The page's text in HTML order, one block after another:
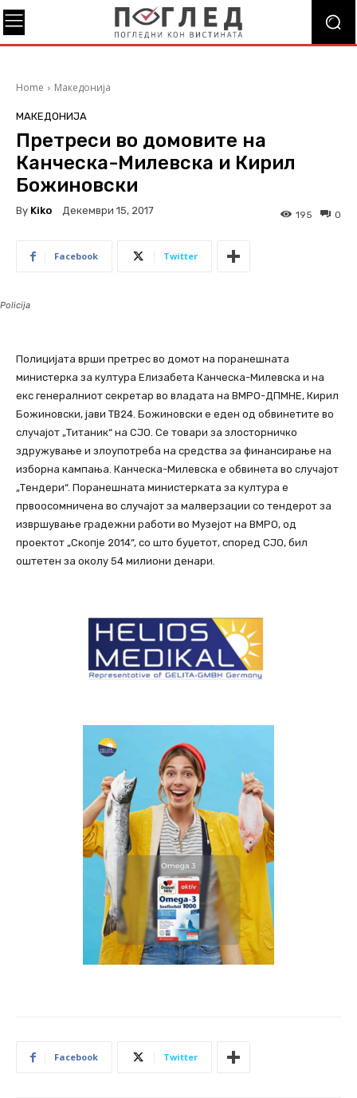
Home Македонија
МАКЕДОНИЈА
Претреси во домовите на
Канческа-Милевска и Кирил
Божиновски
By Kiko Декември 15, 2017 0
195
Facebook Twitter
Policija
Полицијата врши претрес во домот на поранешната
министерка за култура Елизабета Канческа-Милевска и на
екс генералниот секретар во владата на ВМРО-ДПМНЕ, Кирил
Божиновски, јави ТВ24. Божиновски е еден од обвинетите во
случајот „Титаник“ на СЈО. Се товари за злосторничко
здружување и злоупотреба на средства за финансирање на
изборна кампања. Канческа-Милевска е обвинета во случајот
„Тендери“. Поранешната министерката за култура е
првоосомничена во случајот за малверзации со тендерот за
извршување градежни работи во Музејот на ВМРО, од
проектот „Скопје 2014“, со што буџетот, според СЈО, бил
оштетен за околу 54 милиони денари.
Facebook Twitter